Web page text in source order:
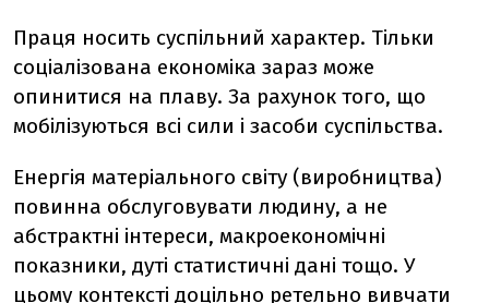
Праця носить суспільний характер. Тільки
соціалізована економіка зараз може
опинитися на плаву. За рахунок того, що
мобілізуються всі сили і засоби суспільства.
Енергія матеріального світу (виробництва)
повинна обслуговувати людину, а не
абстрактні інтереси, макроекономічні
показники, дуті статистичні дані тощо. У
цьому контексті доцільно ретельно вивчати